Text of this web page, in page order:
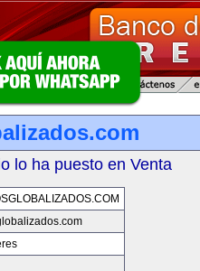
lo ha puesto en Venta